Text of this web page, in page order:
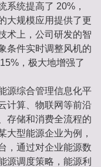
系统提高了 20%，
大规模应用提供了更
术上，公司研发的智
条件实时调整风机的
，极大地增强了
源综合管理信息化平
计算、物联网等前沿
存储和消费全流程的
大型能源企业为例，
，通过对企业能源数
源调度策略，能源利